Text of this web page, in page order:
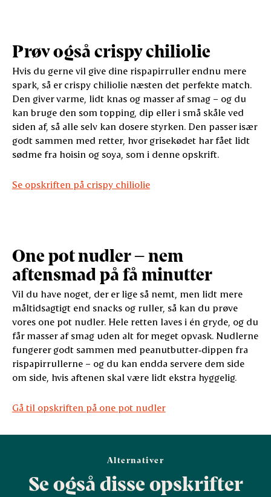
Prøv også crispy chiliolie
Hvis du gerne vil give dine rispapirruller endnu mere
spark, så er crispy chiliolie næsten det perfekte match.
Den giver varme, lidt knas og masser af smag – og du
kan bruge den som topping, dip eller i små skåle ved
siden af, så alle selv kan dosere styrken. Den passer især
godt sammen med retter, hvor grisekødet har fået lidt
sødme fra hoisin og soya, som i denne opskrift.
Se opskriften på crispy chiliolie
One pot nudler – nem
aftensmad på få minutter
Vil du have noget, der er lige så nemt, men lidt mere
måltidsagtigt end snacks og ruller, så kan du prøve
vores one pot nudler. Hele retten laves i én gryde, og du
får masser af smag uden alt for meget opvask. Nudlerne
fungerer godt sammen med peanutbutter‑dippen fra
rispapirrullerne – og du kan endda servere dem side
om side, hvis aftenen skal være lidt ekstra hyggelig.
Gå til opskriften på one pot nudler
Alternativer
Se også disse opskrifter